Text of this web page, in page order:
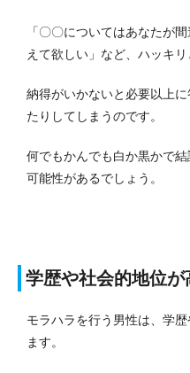
「〇〇についてはあなたが
えて欲しい」など、ハッキリ
納得がいかないと必要以上
たりしてしまうのです。
何でもかんでも白か黒かで
可能性があるでしょう。
学歴や社会的地位が
モラハラを行う男性は、学
ます。